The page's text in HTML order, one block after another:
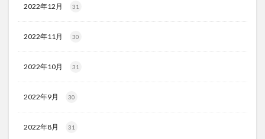
2022年12月 31
2022年11月 30
2022年10月 31
2022年9月 30
2022年8月 31